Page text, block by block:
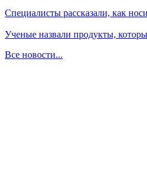
Специалисты рассказали, как
Ученые назвали продукты,
Все новости...